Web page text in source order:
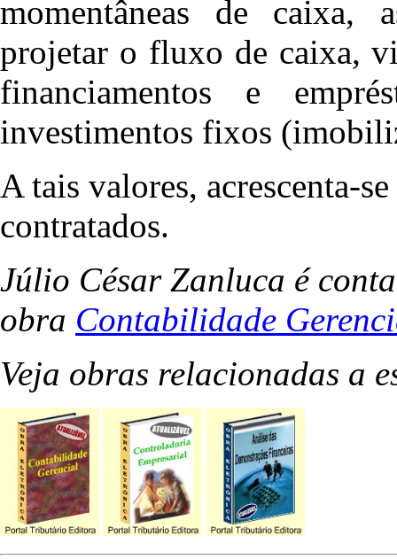
momentâneas de caixa,
projetar o fluxo de caixa,
financiamentos e
investimentos fixos
A tais valores, acrescenta-
contratados.
Júlio César Zanluca é
obra Contabilidade
Veja obras relacionadas a